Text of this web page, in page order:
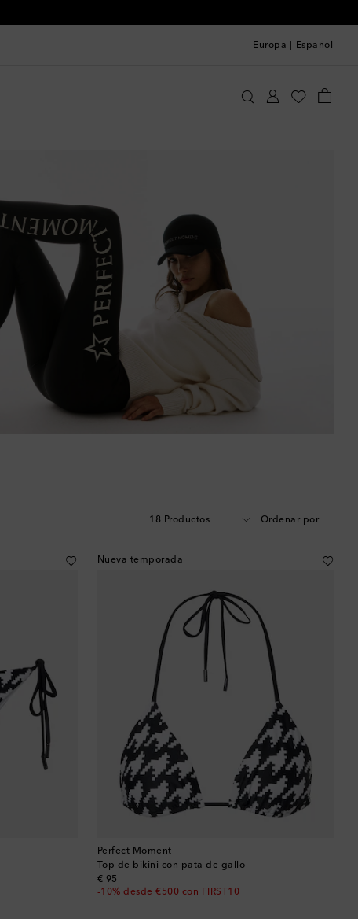
Europa Español
18 Productos Ordenar por
Nueva temporada
Perfect Moment
Top de bikini con pata de gallo
€ 95
original price
-10% desde €500 con FIRST10